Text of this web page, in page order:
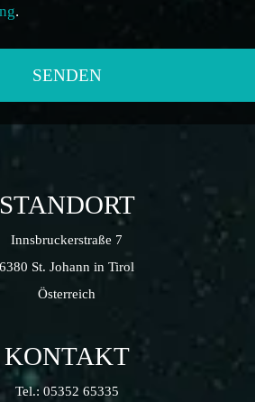
.
STANDORT
Innsbruckerstraße 7
6380 St. Johann in Tirol
Österreich
KONTAKT
Tel.: 05352 65335